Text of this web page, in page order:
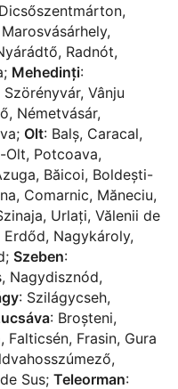
Dicsőszentmárton,
Marosvásárhely,
, Radnót,
; Mehedinți:
Szörényvár, Vânju
, Németvásár,
; Olt: Balș, Caracal,
Olt, Potcoava,
, Băicoi, Boldești-
, Comarnic, Măneciu,
, Urlați, Vălenii de
Erdőd, Nagykároly,
; Szeben:
, Nagydisznód,
: Szilágycseh,
: Broșteni,
, Falticsén, Frasin, Gura
,
Sus; Teleorman: